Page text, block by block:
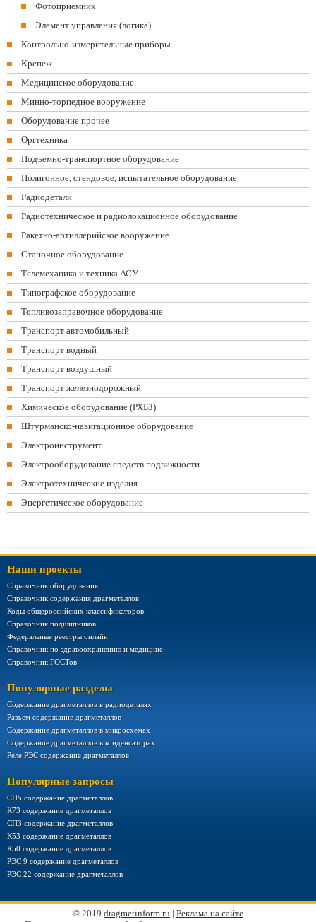
Фотоприемник
Элемент управления (логика)
Контрольно-измерительные приборы
Крепеж
Медицинское оборудование
Минно-торпедное вооружение
Оборудование прочее
Оргтехника
Подъемно-транспортное оборудование
Полигонное, стендовое, испытательное оборудование
Радиодетали
Радиотехническое и радиолокационное оборудование
Ракетно-артиллерийское вооружение
Станочное оборудование
Телемеханика и техника АСУ
Типографское оборудование
Топливозаправочное оборудование
Транспорт автомобильный
Транспорт водный
Транспорт воздушный
Транспорт железнодорожный
Химическое оборудование (РХБЗ)
Штурманско-навигационное оборудование
Электроинструмент
Электрооборудование средств подвижности
Электротехнические изделия
Энергетическое оборудование
Наши проекты
Справочник оборудования
Справочник содержания драгметаллов
Коды общероссийских классификаторов
Справочник подшипников
Федеральные реестры онлайн
Справочник по здравоохранению и медицине
Справочник ГОСТов
Популярные разделы
Содержание драгметаллов в радиодеталях
Разъем содержание драгметаллов
Содержание драгметаллов в микросхемах
Содержание драгметаллов в конденсаторах
Реле РЭС содержание драгметаллов
Популярные запросы
СП5 содержание драгметаллов
К73 содержание драгметаллов
СП3 содержание драгметаллов
К53 содержание драгметаллов
К50 содержание драгметаллов
РЭС 9 содержание драгметаллов
РЭС 22 содержание драгметаллов
© 2019 dragmetinform.ru | Реклама на сайте